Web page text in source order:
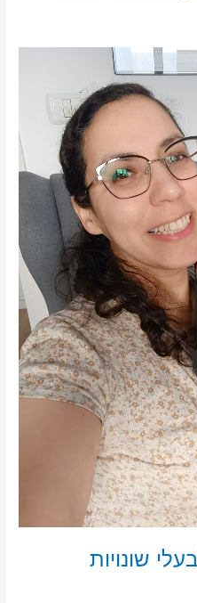
שונויות